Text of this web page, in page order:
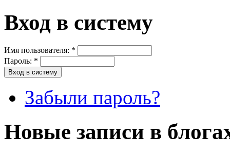
Вход в систему
Имя пользователя: *
Пароль: *
Забыли пароль?
Новые записи в